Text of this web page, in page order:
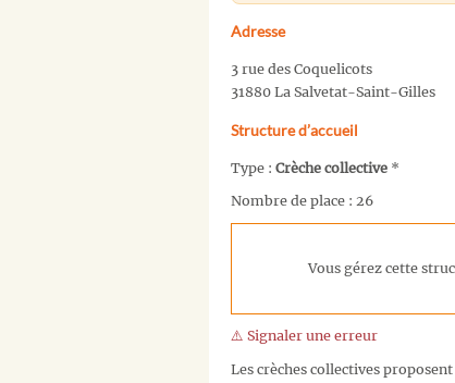
Adresse
3 rue des Coquelicots
31880 La Salvetat-Saint-Gilles
Structure d’accueil
Type : Crèche collective *
Nombre de place : 26
Vous gérez cette
⚠️ Signaler une erreur
Les crèches collectives